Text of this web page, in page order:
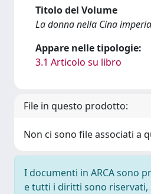
Titolo del Volume
La donna nella Cina
Appare nelle tipologie:
3.1 Articolo su libro
File in questo prodotto:
Non ci sono file associati a
I documenti in ARCA sono
e tutti i diritti sono riservati,